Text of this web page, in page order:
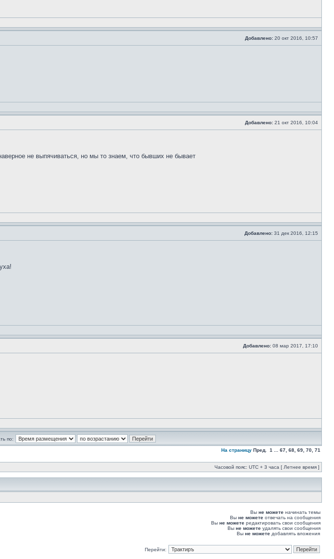
Добавлено: 20 окт 2016, 10:57
Добавлено: 21 окт 2016, 10:04
не выпячиваться, но мы то знаем, что бывших не бывает
Добавлено: 31 дек 2016, 12:15
Добавлено: 08 мар 2017, 17:10
по:
На страницу Пред. 1 ... 67 68 69 70 71
Часовой пояс: UTC + 3 часа [ Летнее время ]
Вы не можете начинать темы
Вы не можете отвечать на сообщения
Вы не можете редактировать свои сообщения
Вы не можете удалять свои сообщения
Вы не можете добавлять вложения
Перейти: